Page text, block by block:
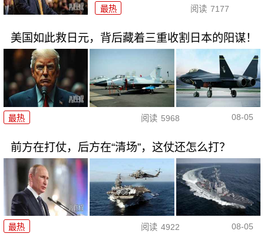
最热 阅读 7177
美国如此救日元，背后藏着三重收割日本的阳谋！
最热 阅读 5968 08-05
前方在打仗，后方在“清场”，这仗还怎么打？
最热 阅读 4922 08-05